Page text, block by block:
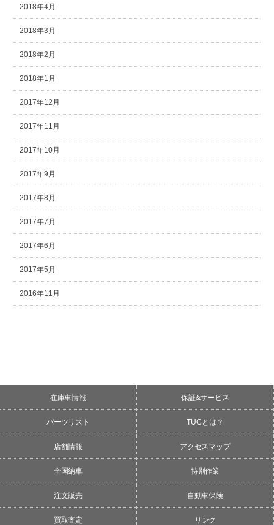
2018年4月
2018年3月
2018年2月
2018年1月
2017年12月
2017年11月
2017年10月
2017年9月
2017年8月
2017年7月
2017年6月
2017年5月
2016年11月
在庫車情報 保証&サービス
パーツリスト TUCとは？
店舗情報 アクセスマップ
全国納車 特別作業
注文販売 自動車保険
買取査定 リンク